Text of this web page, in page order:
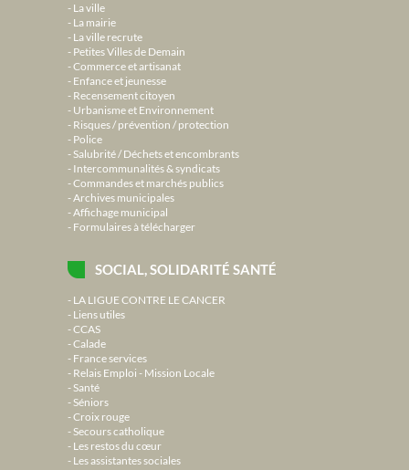
La ville
La mairie
La ville recrute
Petites Villes de Demain
Commerce et artisanat
Enfance et jeunesse
Recensement citoyen
Urbanisme et Environnement
Risques / prévention / protection
Police
Salubrité / Déchets et encombrants
Intercommunalités & syndicats
Commandes et marchés publics
Archives municipales
Affichage municipal
Formulaires à télécharger
SOCIAL, SOLIDARITÉ SANTÉ
LA LIGUE CONTRE LE CANCER
Liens utiles
CCAS
Calade
France services
Relais Emploi - Mission Locale
Santé
Séniors
Croix rouge
Secours catholique
Les restos du cœur
Les assistantes sociales